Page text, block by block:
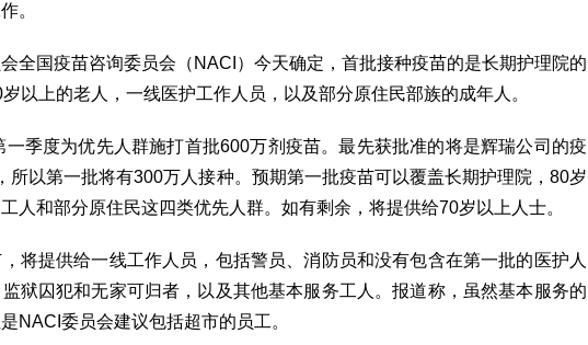
。
全国疫苗咨询委员会（NACI）今天确定，首批接种疫苗的是长期护理院的
以上的老人，一线医护工作人员，以及部分原住民部族的成年人。
一季度为优先人群施打首批600万剂疫苗。最先获批准的将是辉瑞公司的疫
所以第一批将有300万人接种。预期第一批疫苗可以覆盖长期护理院，80岁
人和部分原住民这四类优先人群。如有剩余，将提供给70岁以上人士。
将提供给一线工作人员，包括警员、消防员和没有包含在第一批的医护人
狱囚犯和无家可归者，以及其他基本服务工人。报道称，虽然基本服务的
NACI委员会建议包括超市的员工。